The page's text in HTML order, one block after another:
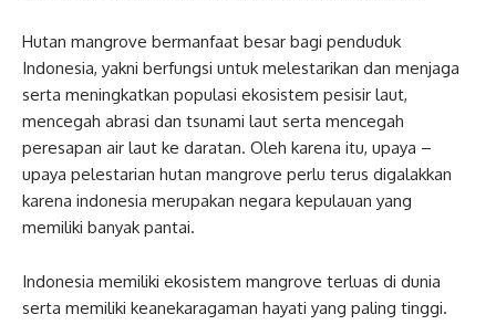
Hutan mangrove bermanfaat besar bagi penduduk
Indonesia, yakni berfungsi untuk melestarikan dan menjaga
serta meningkatkan populasi ekosistem pesisir laut,
mencegah abrasi dan tsunami laut serta mencegah
peresapan air laut ke daratan. Oleh karena itu, upaya –
upaya pelestarian hutan mangrove perlu terus digalakkan
karena indonesia merupakan negara kepulauan yang
memiliki banyak pantai.
Indonesia memiliki ekosistem mangrove terluas di dunia
serta memiliki keanekaragaman hayati yang paling tinggi.